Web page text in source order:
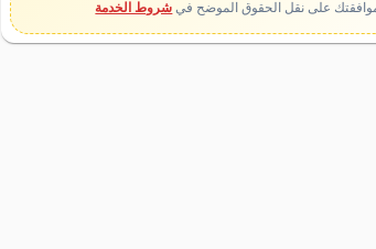
على نقل الحقوق الموضح في شروط الخدمة